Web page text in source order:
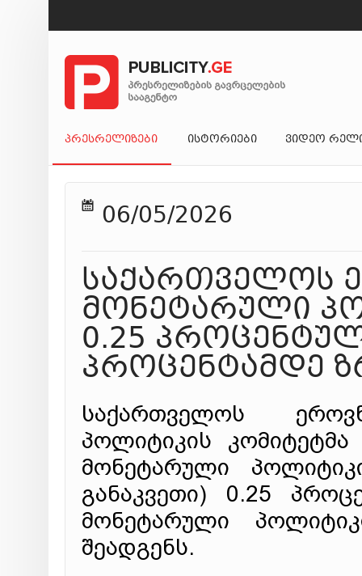
ᲞᲠᲔᲡᲠᲔᲚᲘᲖᲔᲑᲘ ᲘᲡᲢᲝᲠᲘᲔᲑᲘ ᲕᲘᲓᲔᲝ
06/05/2026
საქართველოს
მონეტარული
0.25
პროცენტამდე
საქართველოს
პოლიტიკის
მონეტარული
განაკვეთი) 0.25
მონეტარული
შეადგენს.